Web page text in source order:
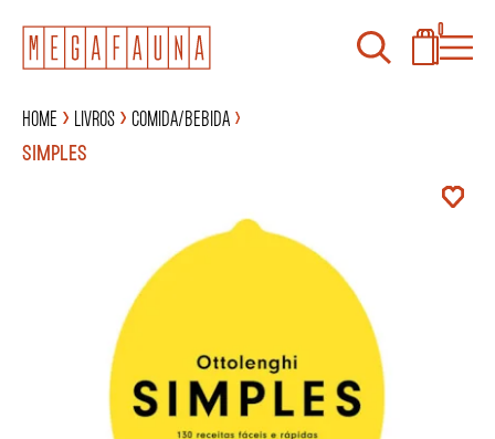
0
Home Livros
Comida/Bebida
SIMPLES